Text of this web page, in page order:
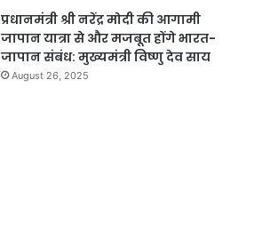
प्रधानमंत्री श्री नरेंद्र मोदी की आगामी
जापान यात्रा से और मजबूत होंगे भारत-
जापान संबंध: मुख्यमंत्री विष्णु देव साय
August 26, 2025